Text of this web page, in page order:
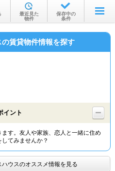
を探す
沿線・駅から
物件特集から
TOP
最近見た
物件
保存中の
条件
賃貸物件情報を探す
イント
す。友人や家族、恋人と一緒に住め
てみませんか？
ウスのオススメ情報を見る